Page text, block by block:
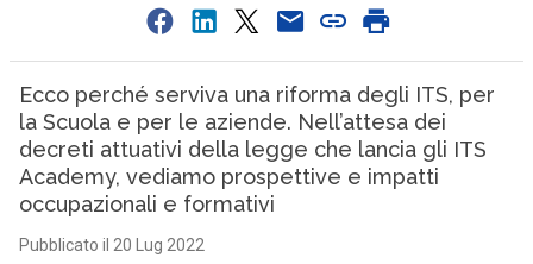
Ecco perché serviva una riforma degli ITS, per
la Scuola e per le aziende. Nell’attesa dei
decreti attuativi della legge che lancia gli ITS
Academy, vediamo prospettive e impatti
occupazionali e formativi
Pubblicato il 20 Lug 2022